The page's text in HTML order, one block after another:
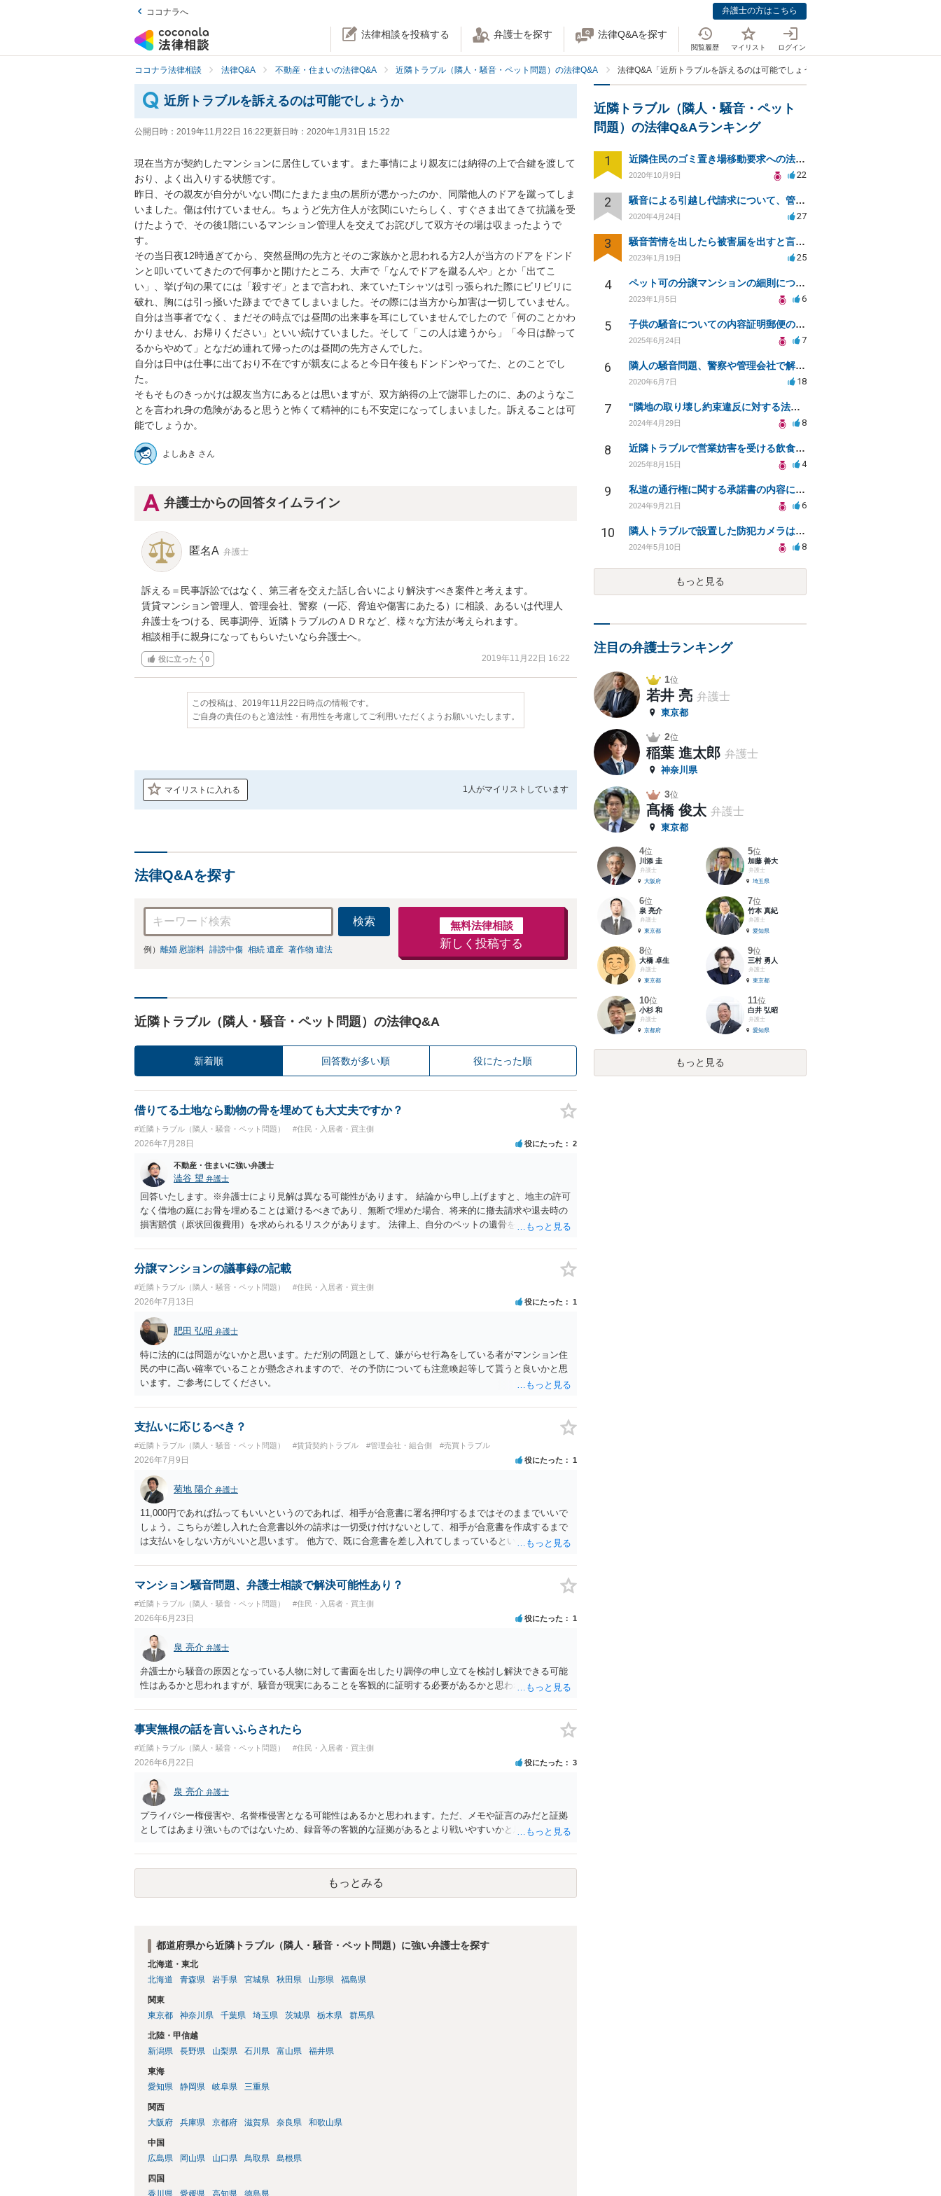
ココナラへ 弁護士の方はこちら
法律相談を投稿する 弁護士を探す 法律Q&Aを探す
閲覧履歴 マイリスト ログイン
ココナラ法律相談 法律Q&A 不動産・住まいの法律Q&A 近隣トラブル（隣人・騒音・ペット問題）の法律Q&A 法律Q&A「近所トラブルを訴えるのは可能でしょうか」
近所トラブルを訴えるのは可能でしょうか
公開日時： 2019年11月22日 16:22更新日時： 2020年1月31日 15:22
現在当方が契約したマンションに居住しています。また事情により親友には納得の上で合鍵を渡して
おり、よく出入りする状態です。
昨日、その親友が自分がいない間にたまたま虫の居所が悪かったのか、同階他人のドアを蹴ってしま
いました。傷は付けていません。ちょうど先方住人が玄関にいたらしく、すぐさま出てきて抗議を受
けたようで、その後1階にいるマンション管理人を交えてお詫びして双方その場は収まったようで
す。
その当日夜12時過ぎてから、突然昼間の先方とそのご家族かと思われる方2人が当方のドアをドンド
ンと叩いていてきたので何事かと開けたところ、大声で「なんでドアを蹴るんや」とか「出てこ
い」、挙げ句の果てには「殺すぞ」とまで言われ、来ていたTシャツは引っ張られた際にビリビリに
破れ、胸には引っ掻いた跡までできてしまいました。その際には当方から加害は一切していません。
自分は当事者でなく、まだその時点では昼間の出来事を耳にしていませんでしたので「何のことかわ
かりません、お帰りください」といい続けていました。そして「この人は違うから」「今日は酔って
るからやめて」となだめ連れて帰ったのは昼間の先方さんでした。
自分は日中は仕事に出ており不在ですが親友によると今日午後もドンドンやってた、とのことでし
た。
そもそものきっかけは親友当方にあるとは思いますが、双方納得の上で謝罪したのに、あのようなこ
とを言われ身の危険があると思うと怖くて精神的にも不安定になってしまいました。訴えることは可
能でしょうか。
よしあき さん
弁護士からの回答タイムライン
匿名A 弁護士
訴える＝民事訴訟ではなく、第三者を交えた話し合いにより解決すべき案件と考えます。
賃貸マンション管理人、管理会社、警察（一応、脅迫や傷害にあたる）に相談、あるいは代理人
弁護士をつける、民事調停、近隣トラブルのＡＤＲなど、様々な方法が考えられます。
相談相手に親身になってもらいたいなら弁護士へ。
役に立った 0 2019年11月22日 16:22
この投稿は、2019年11月22日時点の情報です。
ご自身の責任のもと適法性・有用性を考慮してご利用いただくようお願いいたします。
マイリストに入れる 1人がマイリストしています
法律Q&Aを探す
検索
例） 離婚 慰謝料 誹謗中傷 相続 遺産 著作物 違法
無料法律相談
新しく投稿する
近隣トラブル（隣人・騒音・ペット問題）の法律Q&A
新着順 回答数が多い順 役にたった順
借りてる土地なら動物の骨を埋めても大丈夫ですか？
#近隣トラブル（隣人・騒音・ペット問題） #住民・入居者・買主側
2026年7月28日 役にたった 2
不動産・住まいに強い弁護士
澁谷 望 弁護士
回答いたします。※弁護士により見解は異なる可能性があります。 結論から申し上げますと、地主の許可
なく借地の庭にお骨を埋めることは避けるべきであり、無断で埋めた場合、将来的に撤去請求や退去時の
損害賠償（原状回復費用）を求められるリスクがあります。 法律上、自分のペットの遺骨を埋める行為自
有者は質問者様であっても、土地の所有権はあくまで地主にあります。そのため、地主に無断でお骨を埋
める行為は、他人の所有権を侵害する行為や、借地人としての善管注意義務違反とみなされる可能性が高
直接埋めずに大きめの鉢植え等で供養する「プランター葬」や、ペット霊園等への納骨を検討されるのが
確実かと思います。
分譲マンションの議事録の記載
#近隣トラブル（隣人・騒音・ペット問題） #住民・入居者・買主側
2026年7月13日 役にたった 1
肥田 弘昭 弁護士
特に法的には問題がないかと思います。ただ別の問題として、嫌がらせ行為をしている者がマンション住
民の中に高い確率でいることが懸念されますので、その予防についても注意喚起等して貰うと良いかと思
います。ご参考にしてください。
支払いに応じるべき？
#近隣トラブル（隣人・騒音・ペット問題） #賃貸契約トラブル #管理会社・組合側 #売買トラブル
2026年7月9日 役にたった 1
菊地 陽介 弁護士
11,000円であれば払ってもいいというのであれば、相手が合意書に署名押印するまではそのままでいいで
しょう。こちらが差し入れた合意書以外の請求は一切受け付けないとして、相手が合意書を作成するまで
は支払いをしない方がいいと思います。 他方で、既に合意書を差し入れてしまっているということなの
について一切応じるつもりがない旨を書面で伝えたうえで、先に差し入れた合意書は撤回すると明確に示
す必要があります。
マンション騒音問題、弁護士相談で解決可能性あり？
#近隣トラブル（隣人・騒音・ペット問題） #住民・入居者・買主側
2026年6月23日 役にたった 1
泉 亮介 弁護士
弁護士から騒音の原因となっている人物に対して書面を出したり調停の申し立てを検討し解決できる可能
性はあるかと思われますが、騒音が現実にあることを客観的に証明する必要があるかと思われます。
事実無根の話を言いふらされたら
#近隣トラブル（隣人・騒音・ペット問題） #住民・入居者・買主側
2026年6月22日 役にたった 3
泉 亮介 弁護士
プライバシー権侵害や、名誉権侵害となる可能性はあるかと思われます。ただ、メモや証言のみだと証拠
としてはあまり強いものではないため、録音等の客観的な証拠があるとより戦いやすいかと思われます。
もっとみる
都道府県から近隣トラブル（隣人・騒音・ペット問題）に強い弁護士を探す
北海道・東北
北海道
青森県 岩手県 宮城県 秋田県 山形県 福島県
関東
東京都
神奈川県 千葉県 埼玉県 茨城県 栃木県 群馬県
北陸・甲信越
新潟県
長野県 山梨県 石川県 富山県 福井県
東海
愛知県
静岡県 岐阜県 三重県
関西
大阪府
兵庫県 京都府 滋賀県 奈良県 和歌山県
中国
広島県
岡山県 山口県 鳥取県 島根県
四国
香川県
愛媛県 高知県 徳島県
近隣トラブル（隣人・騒音・ペット
問題）の法律Q&Aランキング
1 近隣住民のゴミ置き場移動要求への法的対応と解決策
2020年10月9日 22
2 騒音による引越し代請求について、管理会社もしくは騒音主から請求できるか？
2020年4月24日 27
3 騒音苦情を出したら被害届を出すと言われました
2023年1月19日 25
4 ペット可の分譲マンションの細則について
2023年1月5日 6
5 子供の騒音についての内容証明郵便の有効性
2025年6月24日 7
6 隣人の騒音問題、警察や管理会社で解決できない場合の対策は？
2020年6月7日 18
7 "隣地の取り壊し約束違反に対する法的対策について"
2024年4月29日 8
8 近隣トラブルで営業妨害を受ける飲食店の法的対策相談
2025年8月15日 4
9 私道の通行権に関する承諾書の内容についての相談
2024年9月21日 6
10 隣人トラブルで設置した防犯カメラは盗撮に該当するか？
2024年5月10日 8
もっと見る
注目の弁護士ランキング
1位
若井 亮 弁護士
東京都
2位
稲葉 進太郎 弁護士
神奈川県
3位
髙橋 俊太 弁護士
東京都
4位
川添 圭
弁護士
大阪府
5位
加藤 善大
弁護士
埼玉県
6位
泉 亮介
弁護士
東京都
7位
竹本 真紀
弁護士
愛知県
8位
大橋 卓生
弁護士
東京都
9位
三村 勇人
弁護士
東京都
10位
小杉 和
弁護士
京都府
11位
白井 弘昭
弁護士
愛知県
もっと見る